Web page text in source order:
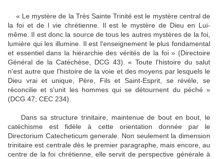
« Le mystère de la Très Sainte Trinité est le mystère central de
la foi et de l vie chrétienne. Il est le mystère de Dieu en Lui-
même. Il est donc la source de tous les autres mystères de la foi,
lumière qui les illumine. Il est l'enseignement le plus fondamental
et essentiel dans la hiérarchie des vérités de la foi » (Directoire
Général de la Catéchèse, DCG 43). « Toute l'histoire du salut
n'est autre que l'histoire de la voie et des moyens par lesquels le
Dieu vrai et unique, Père, Fils et Saint-Esprit, se révèle, se
réconcilie et s'unit les hommes qui se détournent du péché »
(DCG 47; CEC 234).
Dans sa structure trinitaire, maintenue de bout en bout, le
catéchisme est fidèle à cette orientation donnée par le
Directorium Catecheticum generale. Non seulement la dimension
trinitaire est centrale dès le premier paragraphe, mais encore, au
centre de la foi chrétienne, elle servit de perspective générale à